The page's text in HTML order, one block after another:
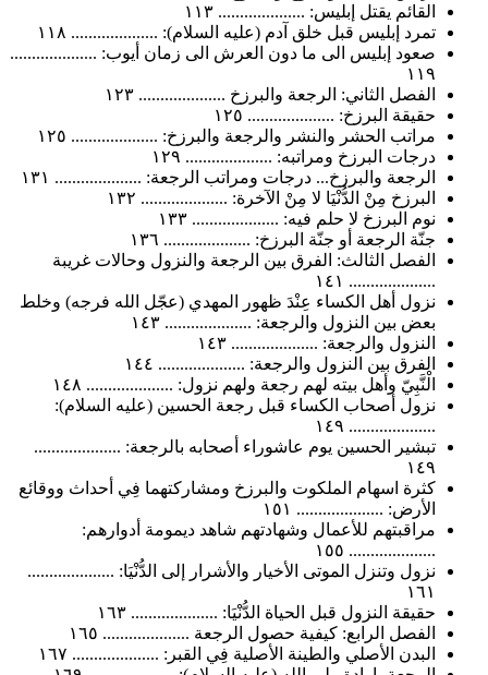
القائم يقتل إبليس: .................... ١١٣
تمرد إبليس قبل خلق آدم (عليه السلام): .................... ١١٨
صعود إبليس الى ما دون العرش الى زمان أيوب: ....................
الفصل الثاني: الرجعة والبرزخ .................... ١٢٣
حقيقة البرزخ: .................... ١٢٥
مراتب الحشر والنشر والرجعة والبرزخ: .................... ١٢٥
درجات البرزخ ومراتبه: .................... ١٢٩
الرجعة والبرزخ... درجات ومراتب الرجعة: .................... ١٣١
البرزخ مِنْ الدُّنْيَا لا مِنْ الآخرة: .................... ١٣٢
نوم البرزخ لا حلم فيه: .................... ١٣٣
جنّة الرجعة أو جنّة البرزخ: .................... ١٣٦
الفصل الثالث: الفرق بين الرجعة والنزول وحالات غريبة
.................... ١٤١
نزول أهل الكساء عِنْدَ ظهور المهدي (عجّل الله فرجه) وخلط
بعض بين النزول والرجعة: .................... ١٤٣
النزول والرجعة: .................... ١٤٣
الفرق بين النزول والرجعة: .................... ١٤٤
الْنَّبِيّ وأهل بيته لهم رجعة ولهم نزول: .................... ١٤٨
نزول أصحاب الكساء قبل رجعة الحسين (عليه السلام):
.................... ١٤٩
تبشير الحسين يوم عاشوراء أصحابه بالرجعة: ....................
كثرة اسهام الملكوت والبرزخ ومشاركتهما فِي أحداث ووقائع
الأرض: .................... ١٥١
مراقبتهم للأعمال وشهادتهم شاهد ديمومة أدوارهم:
.................... ١٥٥
نزول وتنزل الموتى الأخيار والأشرار إلى الدُّنْيَا: ....................
حقيقة النزول قبل الحياة الدُّنْيَا: .................... ١٦٣
الفصل الرابع: كيفية حصول الرجعة .................... ١٦٥
البدن الأصلي والطينة الأصلية فِي القبر: .................... ١٦٧